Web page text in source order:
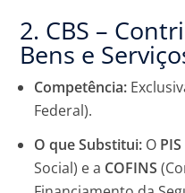
2. CBS –
Bens e
Competência:
Federal).
O que Substitui: O PIS
Social) e a COFINS